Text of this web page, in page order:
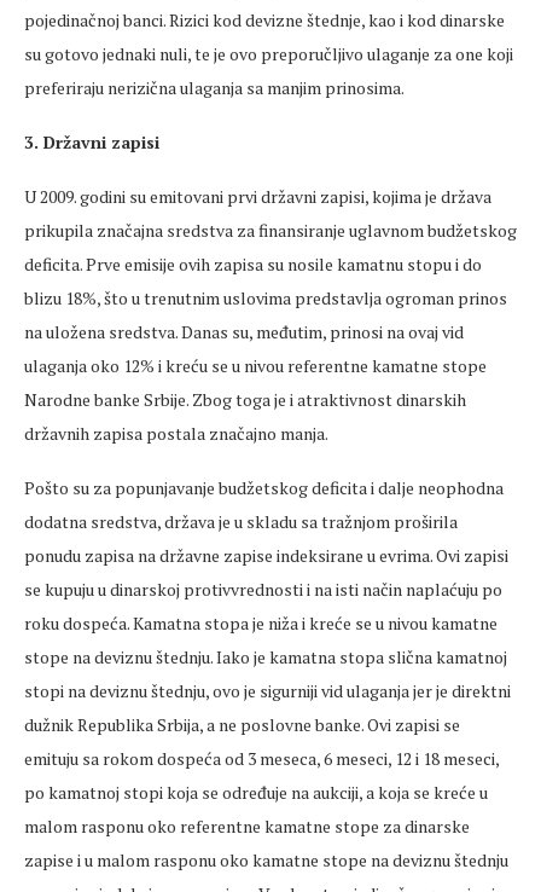
pojedinačnoj banci. Rizici kod devizne štednje, kao i kod dinarske
su gotovo jednaki nuli, te je ovo preporučljivo ulaganje za one koji
preferiraju nerizična ulaganja sa manjim prinosima.
3. Državni zapisi
U 2009. godini su emitovani prvi državni zapisi, kojima je država
prikupila značajna sredstva za finansiranje uglavnom budžetskog
deficita. Prve emisije ovih zapisa su nosile kamatnu stopu i do
blizu 18%, što u trenutnim uslovima predstavlja ogroman prinos
na uložena sredstva. Danas su, međutim, prinosi na ovaj vid
ulaganja oko 12% i kreću se u nivou referentne kamatne stope
Narodne banke Srbije. Zbog toga je i atraktivnost dinarskih
državnih zapisa postala značajno manja.
Pošto su za popunjavanje budžetskog deficita i dalje neophodna
dodatna sredstva, država je u skladu sa tražnjom proširila
ponudu zapisa na državne zapise indeksirane u evrima. Ovi zapisi
se kupuju u dinarskoj protivvrednosti i na isti način naplaćuju po
roku dospeća. Kamatna stopa je niža i kreće se u nivou kamatne
stope na deviznu štednju. Iako je kamatna stopa slična kamatnoj
stopi na deviznu štednju, ovo je sigurniji vid ulaganja jer je direktni
dužnik Republika Srbija, a ne poslovne banke. Ovi zapisi se
emituju sa rokom dospeća od 3 meseca, 6 meseci, 12 i 18 meseci,
po kamatnoj stopi koja se određuje na aukciji, a koja se kreće u
malom rasponu oko referentne kamatne stope za dinarske
zapise i u malom rasponu oko kamatne stope na deviznu štednju